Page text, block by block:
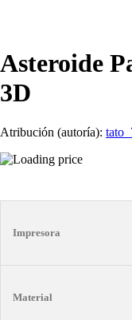
Asteroide
3D
Atribución (autoría):
Impresora
Material